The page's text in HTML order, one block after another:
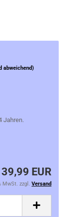
abweichend)
Jahren.
39,99 EUR
MwSt. zzgl. Versand